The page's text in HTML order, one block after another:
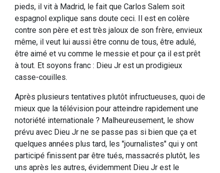
pieds, il vit à Madrid, le fait que Carlos Salem soit
espagnol explique sans doute ceci. Il est en colère
contre son père et est très jaloux de son frère, envieux
même, il veut lui aussi être connu de tous, être adulé,
être aimé et vu comme le messie et pour ça il est prêt
à tout. Et soyons franc : Dieu Jr est un prodigieux
casse-couilles.
Après plusieurs tentatives plutôt infructueuses, quoi de
mieux que la télévision pour atteindre rapidement une
notoriété internationale ? Malheureusement, le show
prévu avec Dieu Jr ne se passe pas si bien que ça et
quelques années plus tard, les "journalistes" qui y ont
participé finissent par être tués, massacrés plutôt, les
uns après les autres, évidemment Dieu Jr est le